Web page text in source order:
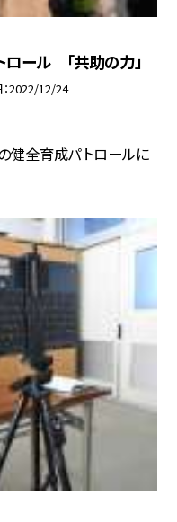
ロール 「共助の力」
2022/12/24
健全育成パトロールに